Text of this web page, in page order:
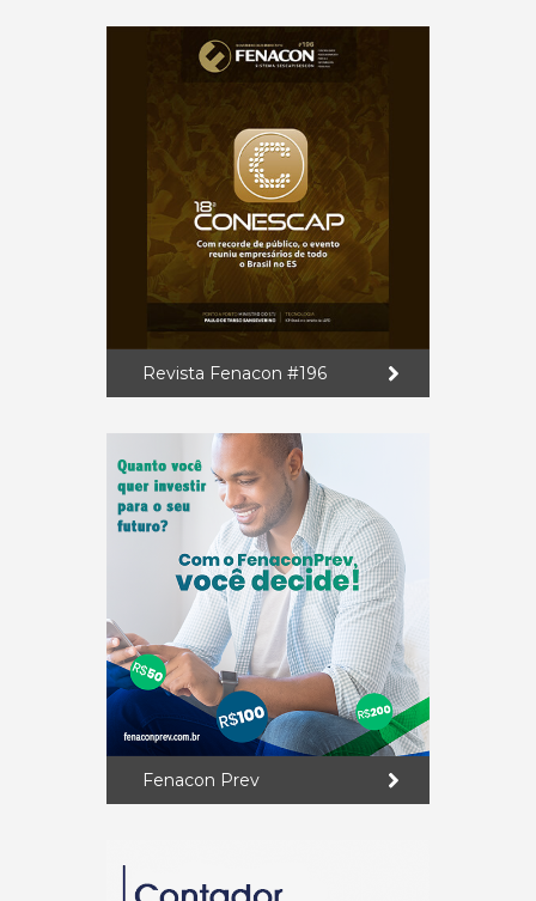
Revista Fenacon #196
Fenacon Prev